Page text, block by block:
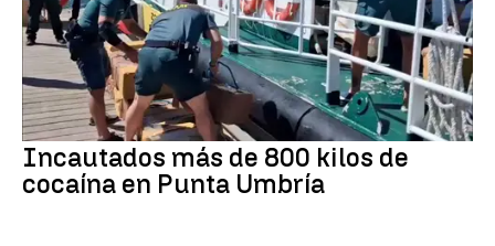
Incautados más de 800 kilos de
cocaína en Punta Umbría